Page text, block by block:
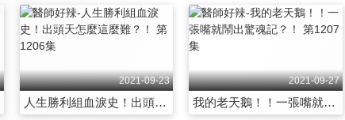
2021-09-23
人生勝利組血淚史！出頭天怎麼這麼難？！ 第1206集
2021-09-27
我的老天鵝！！一張嘴就鬧出驚魂記？！ 第1207集